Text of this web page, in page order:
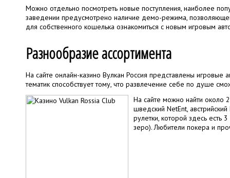
Можно отдельно посмотреть новые поступления, наиболее
заведении предусмотрено наличие демо-режима,
для собственного кошелька ознакомиться с новым игровым
Разнообразие ассортимента
На сайте онлайн-казино Вулкан Россия представлены
тематик способствует тому, что развлечение себе по душе
На сайте можно найти около
шведский NetEnt,
рулетки, которой здесь есть
зеро). Любители покера и